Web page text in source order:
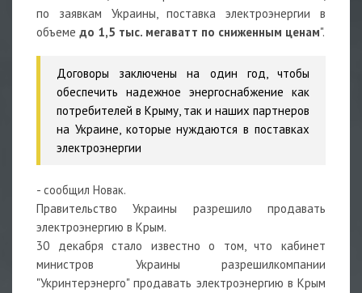
по заявкам Украины, поставка электроэнергии в
объеме до 1,5 тыс. мегаватт по сниженным ценам".
Договоры заключены на один год, чтобы
обеспечить надежное энергоснабжение как
потребителей в Крыму, так и наших партнеров
на Украине, которые нуждаются в поставках
электроэнергии
- сообщил Новак.
Правительство Украины разрешило продавать
электроэнергию в Крым.
30 декабря стало известно о том, что кабинет
министров Украины разрешилкомпании
"Укринтерэнерго" продавать электроэнергию в Крым